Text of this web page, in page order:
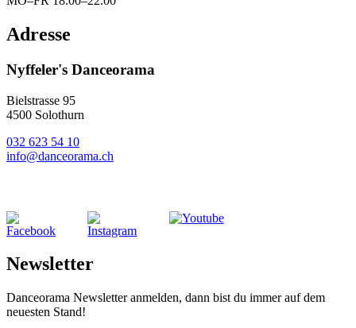
Adresse
Nyffeler's Danceorama
Bielstrasse 95
4500 Solothurn
032 623 54 10
info@danceorama.ch
Newsletter
Danceorama Newsletter anmelden, dann bist du immer auf dem
neuesten Stand!